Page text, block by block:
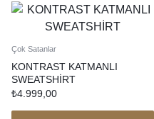
Çok Satanlar
KONTRAST KATMANLI
SWEATSHİRT
₺4.999,00